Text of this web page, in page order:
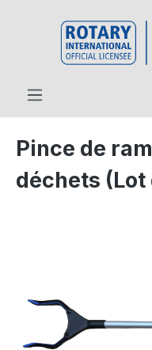
Pince de
déchets (Lot